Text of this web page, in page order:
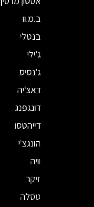
ב.מ.וו
בנטלי
ג'ילי
ג'נסיס
דאצ'יה
דונגפנג
דייהטסו
הונגצ'י
וויה
זיקר
טסלה